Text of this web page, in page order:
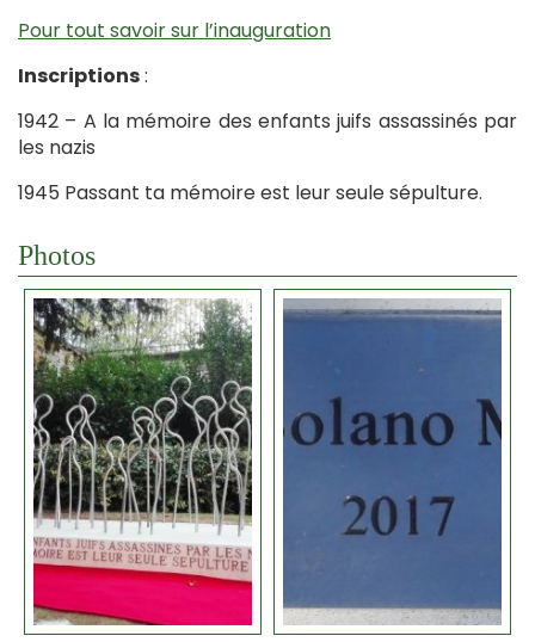
Pour tout savoir sur l’inauguration
Inscriptions:
1942 – A la mémoire des enfants juifs assassinés par
les nazis
1945 Passant ta mémoire est leur seule sépulture.
Photos